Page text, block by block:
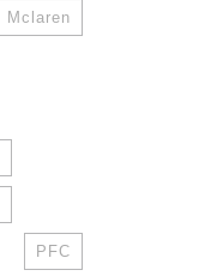
Mclaren
PFC